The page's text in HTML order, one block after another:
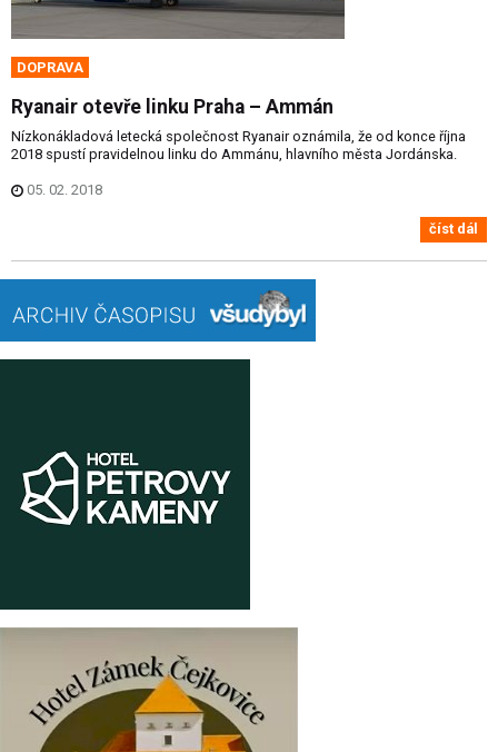
DOPRAVA
Ryanair otevře linku Praha – Ammán
Nízkonákladová letecká společnost Ryanair oznámila, že od konce října
2018 spustí pravidelnou linku do Ammánu, hlavního města Jordánska.
05. 02. 2018
číst dál